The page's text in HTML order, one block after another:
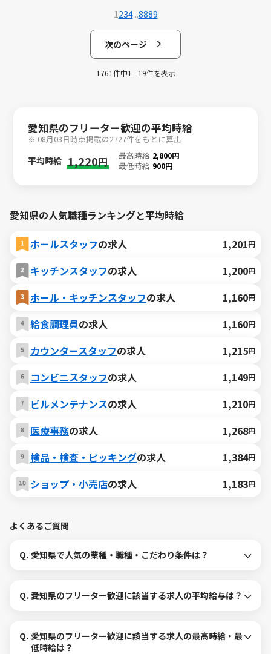
1234...8889
次のページ
1761件中1 - 19件を表示
愛知県のフリーター歓迎の平均時給
※ 08月03日時点掲載の2727件をもとに算出
平均時給 1,220円 最高時給 2,800円
最低時給 900円
愛知県の人気職種ランキングと平均時給
ホールスタッフの求人 1,201円
キッチンスタッフの求人 1,200円
ホール・キッチンスタッフの求人 1,160円
給食調理員の求人 1,160円
カウンタースタッフの求人 1,215円
コンビニスタッフの求人 1,149円
ビルメンテナンスの求人 1,210円
医療事務の求人 1,268円
検品・検査・ピッキングの求人 1,384円
ショップ・小売店の求人 1,183円
よくあるご質問
Q. 愛知県で人気の業種・職種・こだわり条件は？
Q. 愛知県のフリーター歓迎に該当する求人の平均給与は？
Q. 愛知県のフリーター歓迎に該当する求人の最高時給・最
低時給は？